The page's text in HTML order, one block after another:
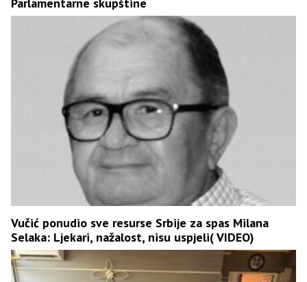
Parlamentarne skupštine
Vučić ponudio sve resurse Srbije za spas Milana
Selaka: Ljekari, nažalost, nisu uspjeli( VIDEO)